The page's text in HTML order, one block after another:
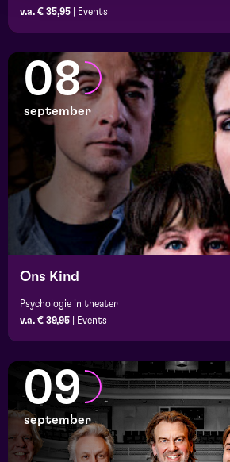
v.a. € 35,95
Events
08
september
Ons Kind
Psychologie in theater
v.a. € 39,95
Events
09
september